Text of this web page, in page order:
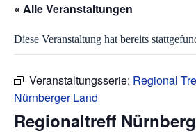
« Alle Veranstaltungen
Diese Veranstaltung hat bereits
Veranstaltungsserie: Regional
Nürnberger Land
Regionaltreff